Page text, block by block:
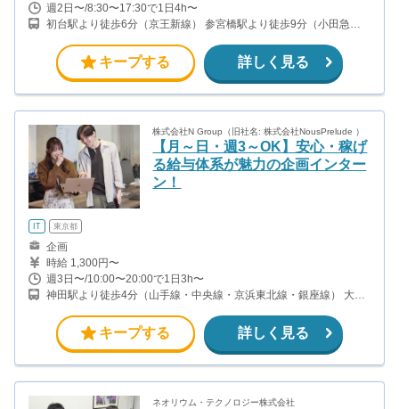
週2日〜/8:30〜17:30で1日4h〜
初台駅より徒歩6分（京王新線） 参宮橋駅より徒歩9分（小田急
キープする 詳しく見る
株式会社N Group（旧社名: 株式会社NousPrelude ）
【月～日・週3～OK】安心・稼げ
る給与体系が魅力の企画インター
ン！
IT 東京都
企画
時給 1,300円〜
週3日〜/10:00〜20:00で1日3h〜
神田駅より徒歩4分（山手線・中央線・京浜東北線・銀座線） 大手
町駅 徒歩7分(丸の内線) 小川町駅 徒歩7分（新宿線）
キープする 詳しく見る
ネオリウム・テクノロジー株式会社